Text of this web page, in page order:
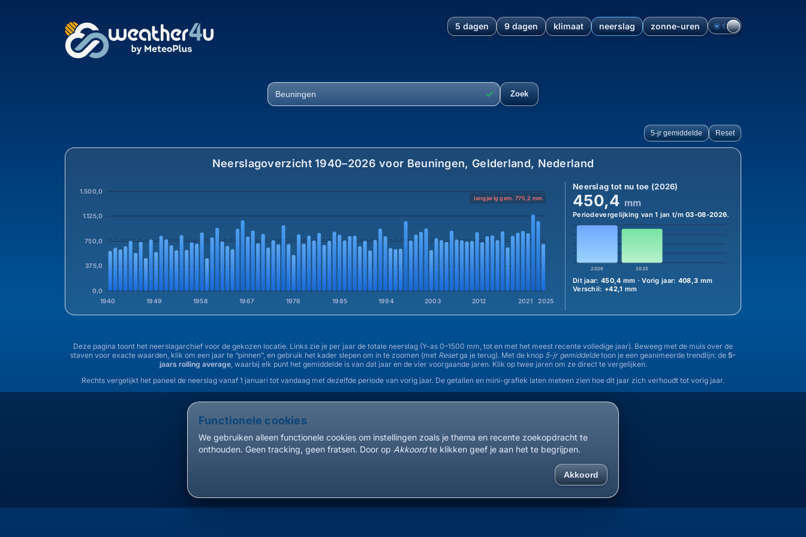
5 dagen 9 dagen klimaat neerslag zonne-uren ☀︎ ☾
Neerslag in Beuningen, Gelderland, Nederland: neerslaghistorie sinds 1940
✓ Zoek
5-jr gemiddelde Reset
Neerslagoverzicht 1940–2026 voor Beuningen, Gelderland, Nederland
0,0
375,0
750,0
1.125,0
1.500,0
1940 1949 1958 1967 1976 1985 1994 2003 2012 2021 2025
langjarig gem. 775,2 mm
Neerslag tot nu toe (2026)
450,4 mm
Periodevergelijking van 1 jan t/m03-08-2026.
2026 2025
Dit jaar: 450,4 mm · Vorig jaar: 408,3 mm
Verschil: +42,1 mm
Deze pagina toont het neerslagarchief voor de gekozen locatie. Links zie je per jaar de totale neerslag (Y-as 0–1500 mm, tot en met het meest recente volledige jaar). Beweeg met de muis over de
staven voor exacte waarden, klik om een jaar te “pinnen”, en gebruik het kader slepen om in te zoomen (met Resetga je terug). Met de knop 5-jr gemiddeldetoon je een geanimeerde trendlijn: de 5-
jaars rolling average, waarbij elk punt het gemiddelde is van dat jaar en de vier voorgaande jaren. Klik op twee jaren om ze direct te vergelijken.
Rechts vergelijkt het paneel de neerslag vanaf 1 januari tot vandaag met dezelfde periode van vorig jaar. De getallen en mini-grafiek laten meteen zien hoe dit jaar zich verhoudt tot vorig jaar.
Functionele cookies
We gebruiken alleen functionele cookies om instellingen zoals je thema en recente zoekopdracht te
onthouden. Geen tracking, geen fratsen. Door op Akkoordte klikken geef je aan het te begrijpen.
Akkoord